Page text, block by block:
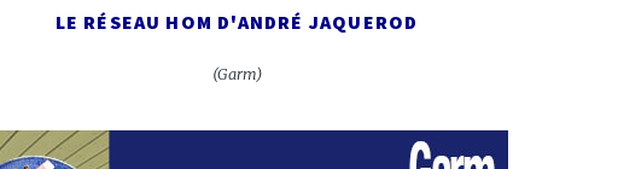
LE RÉSEAU HOM D'ANDRÉ JAQUEROD
(Garm)